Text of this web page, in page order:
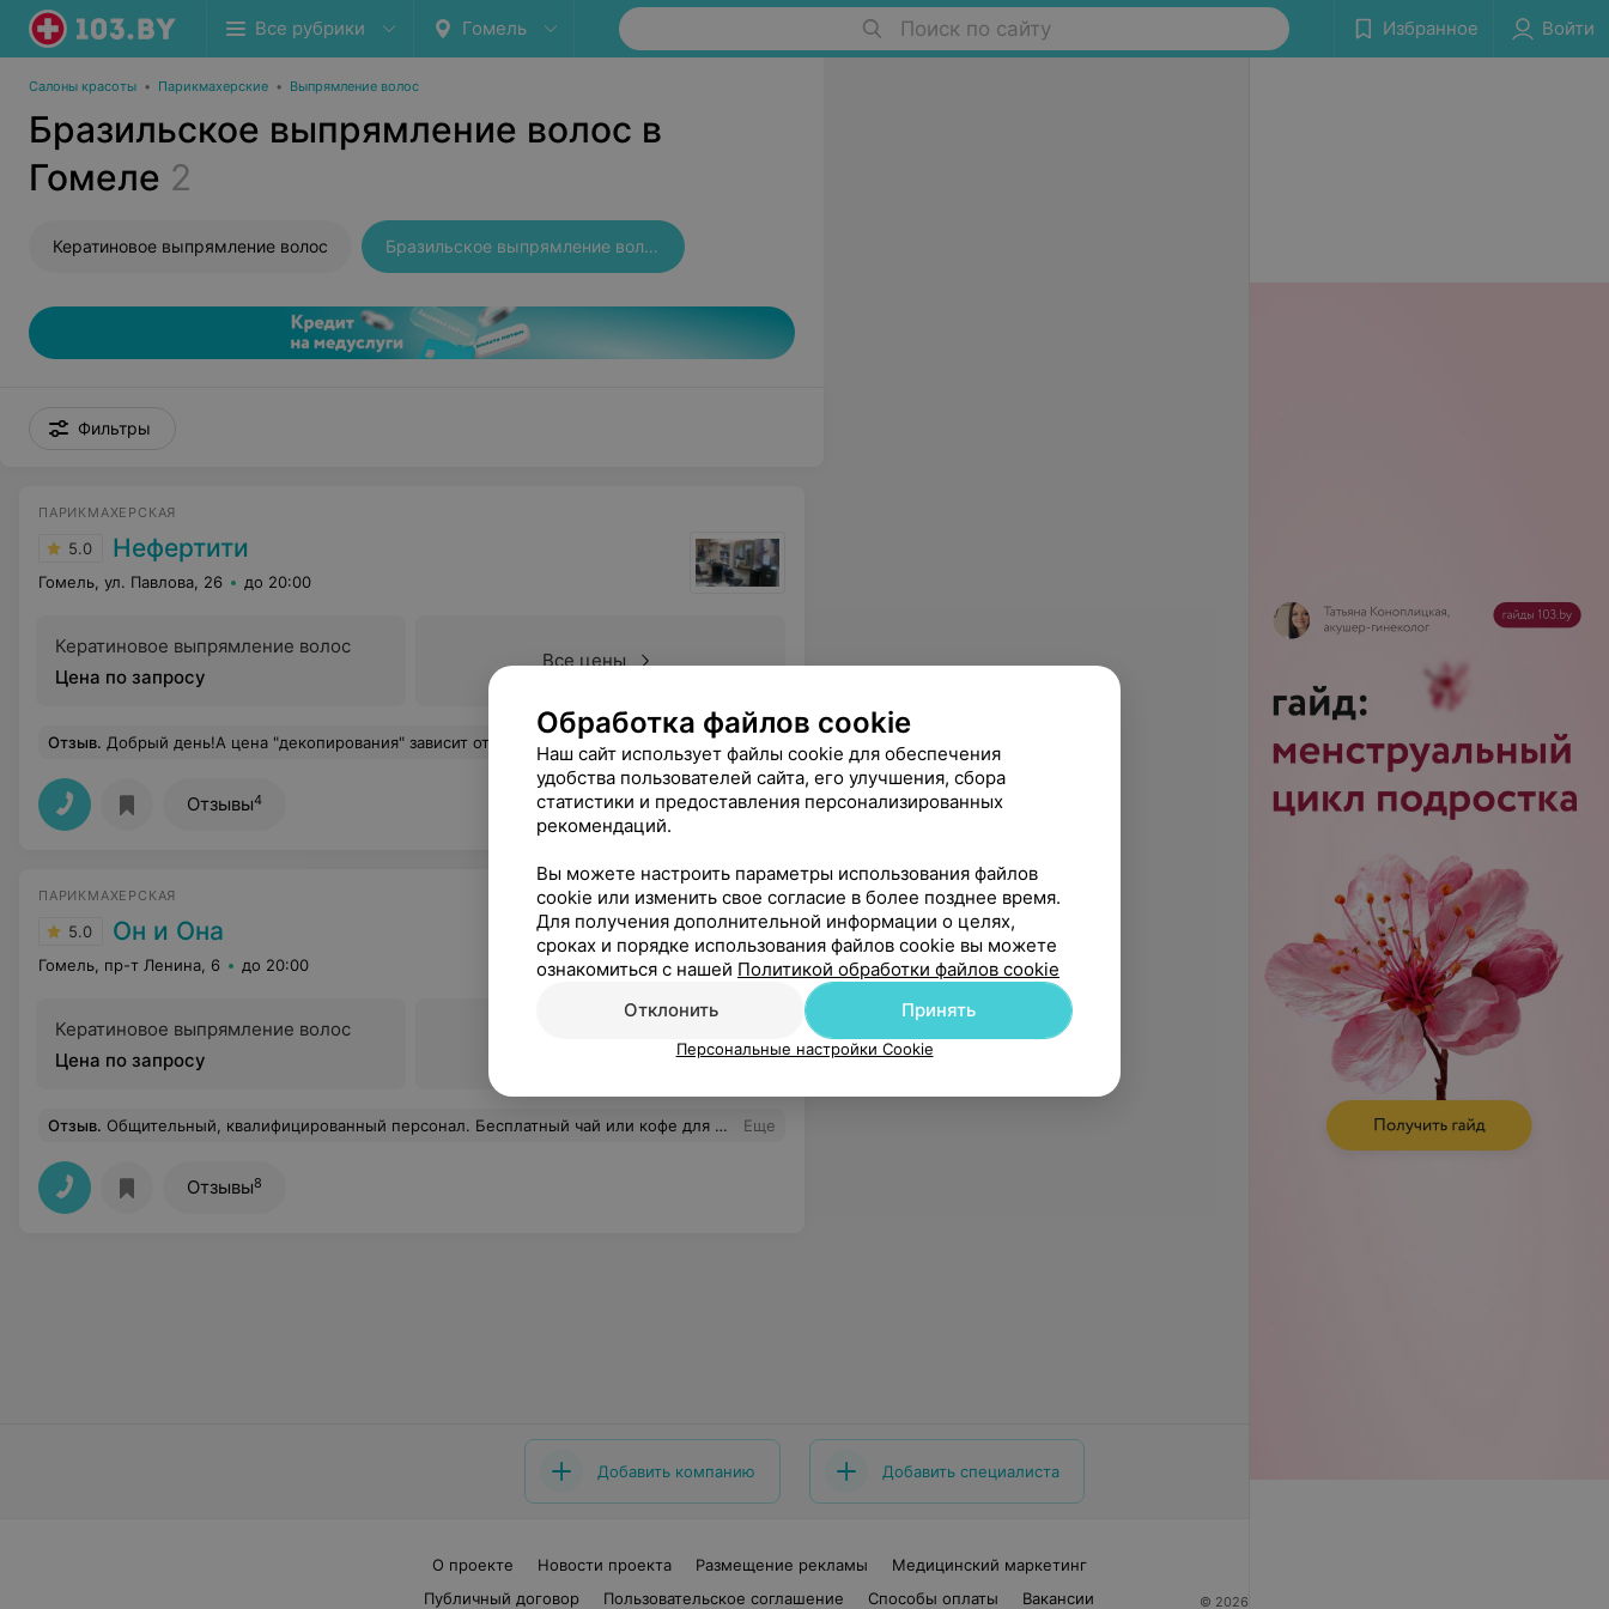
Все рубрики Гомель Поиск по сайту Избранное Войти
Салоны красоты • Парикмахерские • Выпрямление волос
Бразильское выпрямление волос в
Гомеле 2
Кератиновое выпрямление волос Бразильское выпрямление волос
Фильтры
ПАРИКМАХЕРСКАЯ
5.0 Нефертити
Гомель, ул. Павлова, 26 до 20:00
Кератиновое выпрямление волос
Цена по запросу
Все цены
Отзыв. Добрый день!А цена "декопирования" зависит от длины волос?
Отзывы4
ПАРИКМАХЕРСКАЯ
5.0 Он и Она
Гомель, пр-т Ленина, 6 до 20:00
Кератиновое выпрямление волос
Цена по запросу
Отзыв. Общительный, квалифицированный персонал. Бесплатный чай или кофе для клиентов. Отличная обстановка, хороший ремонт. Еще
Отзывы8
Добавить компанию Добавить специалиста
О проекте Новости проекта Размещение рекламы
Медицинский маркетинг
Публичный договор
Пользовательское соглашение Способы оплаты Вакансии © 2026 ООО «Артокс Лаб», УНП 191700409
Обработка файлов cookie
Наш сайт использует файлы cookie для обеспечения
удобства пользователей сайта, его улучшения, сбора
статистики и предоставления персонализированных
рекомендаций.
Вы можете настроить параметры использования файлов
cookie или изменить свое согласие в более позднее время.
Для получения дополнительной информации о целях,
сроках и порядке использования файлов cookie вы можете
ознакомиться с нашей Политикой обработки файлов cookie
Отклонить
Принять
Персональные настройки Cookie